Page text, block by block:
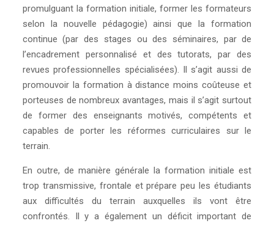
promulguant la formation initiale, former les formateurs
selon la nouvelle pédagogie) ainsi que la formation
continue (par des stages ou des séminaires, par de
l’encadrement personnalisé et des tutorats, par des
revues professionnelles spécialisées). Il s’agit aussi de
promouvoir la formation à distance moins coûteuse et
porteuses de nombreux avantages, mais il s’agit surtout
de former des enseignants motivés, compétents et
capables de porter les réformes curriculaires sur le
terrain.
En outre, de manière générale la formation initiale est
trop transmissive, frontale et prépare peu les étudiants
aux difficultés du terrain auxquelles ils vont être
confrontés. Il y a également un déficit important de